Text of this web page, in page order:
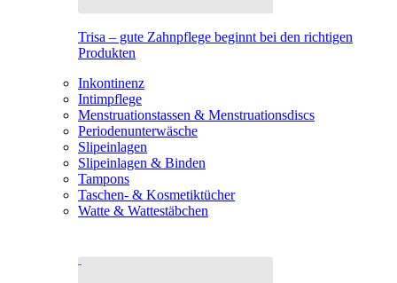
Trisa – gute Zahnpflege beginnt bei den richtigen
Produkten
Inkontinenz
Intimpflege
Menstruationstassen & Menstruationsdiscs
Periodenunterwäsche
Slipeinlagen
Slipeinlagen & Binden
Tampons
Taschen- & Kosmetiktücher
Watte & Wattestäbchen